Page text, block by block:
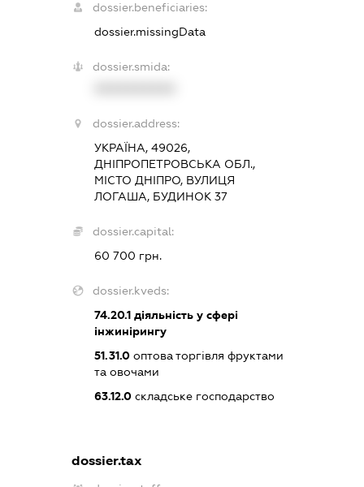
dossier.beneficiaries:
dossier.missingData
dossier.smida:
dossier.address:
УКРАЇНА, 49026,
ДНІПРОПЕТРОВСЬКА ОБЛ.,
МІСТО ДНІПРО, ВУЛИЦЯ
ЛОГАША, БУДИНОК 37
dossier.capital:
60 700 грн.
dossier.kveds:
74.20.1діяльність у сфері
інжинірингу
51.31.0оптова торгівля фруктами
та овочами
63.12.0складське господарство
dossier.tax